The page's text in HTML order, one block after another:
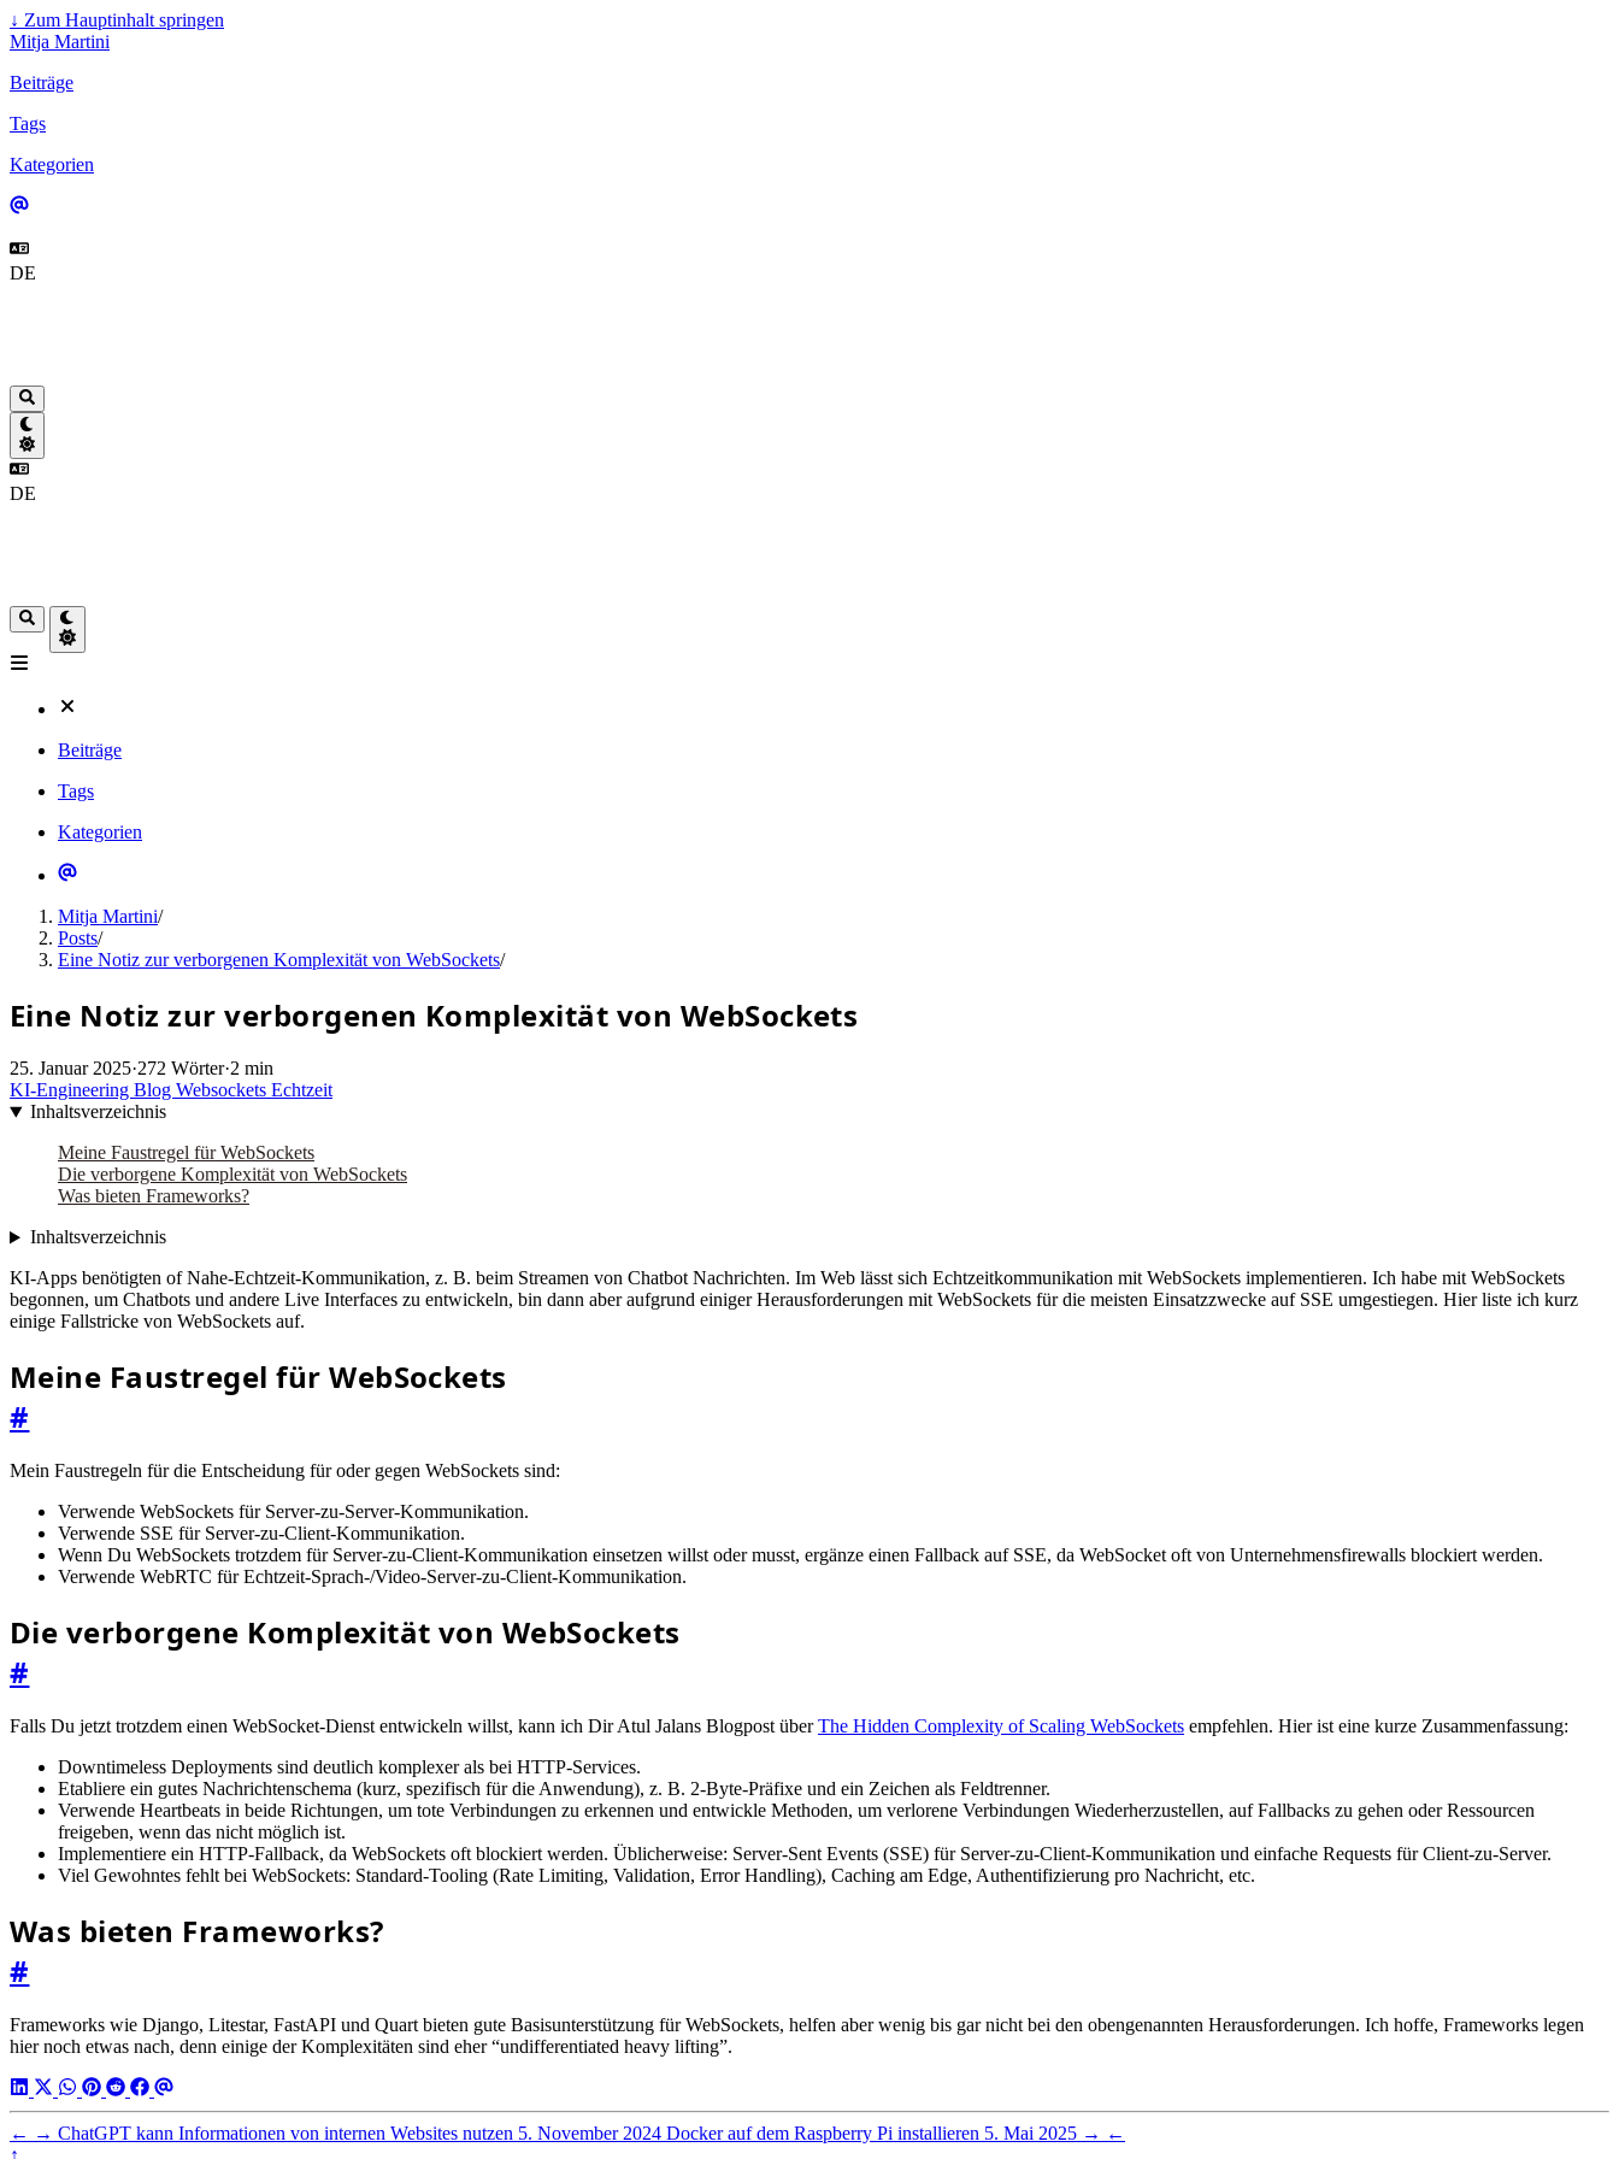
↓ Zum Hauptinhalt springen
Mitja Martini
Beiträge
Tags
Kategorien
DE
DE
Beiträge
Tags
Kategorien
Mitja Martini/
Posts/
Eine Notiz zur verborgenen Komplexität von WebSockets/
Eine Notiz zur verborgenen Komplexität von WebSockets
25. Januar 2025·272 Wörter·2 min
KI-Engineering Blog Websockets Echtzeit
Inhaltsverzeichnis
Meine Faustregel für WebSockets
Die verborgene Komplexität von WebSockets
Was bieten Frameworks?
Inhaltsverzeichnis
KI-Apps benötigten of Nahe-Echtzeit-Kommunikation, z. B. beim Streamen von Chatbot Nachrichten. Im Web lässt sich Echtzeitkommunikation mit WebSockets implementieren. Ich habe mit WebSockets
begonnen, um Chatbots und andere Live Interfaces zu entwickeln, bin dann aber aufgrund einiger Herausforderungen mit WebSockets für die meisten Einsatzzwecke auf SSE umgestiegen. Hier liste ich kurz
einige Fallstricke von WebSockets auf.
Meine Faustregel für WebSockets
#
Mein Faustregeln für die Entscheidung für oder gegen WebSockets sind:
Verwende WebSockets für Server-zu-Server-Kommunikation.
Verwende SSE für Server-zu-Client-Kommunikation.
Wenn Du WebSockets trotzdem für Server-zu-Client-Kommunikation einsetzen willst oder musst, ergänze einen Fallback auf SSE, da WebSocket oft von Unternehmensfirewalls blockiert werden.
Verwende WebRTC für Echtzeit-Sprach-/Video-Server-zu-Client-Kommunikation.
Die verborgene Komplexität von WebSockets
#
Falls Du jetzt trotzdem einen WebSocket-Dienst entwickeln willst, kann ich Dir Atul Jalans Blogpost überThe Hidden Complexity of Scaling WebSockets empfehlen. Hier ist eine kurze Zusammenfassung:
Downtimeless Deployments sind deutlich komplexer als bei HTTP-Services.
Etabliere ein gutes Nachrichtenschema (kurz, spezifisch für die Anwendung), z. B. 2-Byte-Präfixe und ein Zeichen als Feldtrenner.
Verwende Heartbeats in beide Richtungen, um tote Verbindungen zu erkennen und entwickle Methoden, um verlorene Verbindungen Wiederherzustellen, auf Fallbacks zu gehen oder Ressourcen
freigeben, wenn das nicht möglich ist.
Implementiere ein HTTP-Fallback, da WebSockets oft blockiert werden. Üblicherweise: Server-Sent Events (SSE) für Server-zu-Client-Kommunikation und einfache Requests für Client-zu-Server.
Viel Gewohntes fehlt bei WebSockets: Standard-Tooling (Rate Limiting, Validation, Error Handling), Caching am Edge, Authentifizierung pro Nachricht, etc.
Was bieten Frameworks?
#
Frameworks wie Django, Litestar, FastAPI und Quart bieten gute Basisunterstützung für WebSockets, helfen aber wenig bis gar nicht bei den obengenannten Herausforderungen. Ich hoffe, Frameworks legen
hier noch etwas nach, denn einige der Komplexitäten sind eher “undifferentiated heavy lifting”.
← → ChatGPT kann Informationen von internen Websites nutzen 5. November 2024 Docker auf dem Raspberry Pi installieren 5. Mai 2025 → ←
↑